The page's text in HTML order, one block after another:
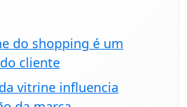
do shopping é um
cliente
vitrine influencia